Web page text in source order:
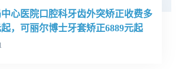
心医院口腔科牙齿外突矫正收费多
，可丽尔博士牙套矫正6889元起